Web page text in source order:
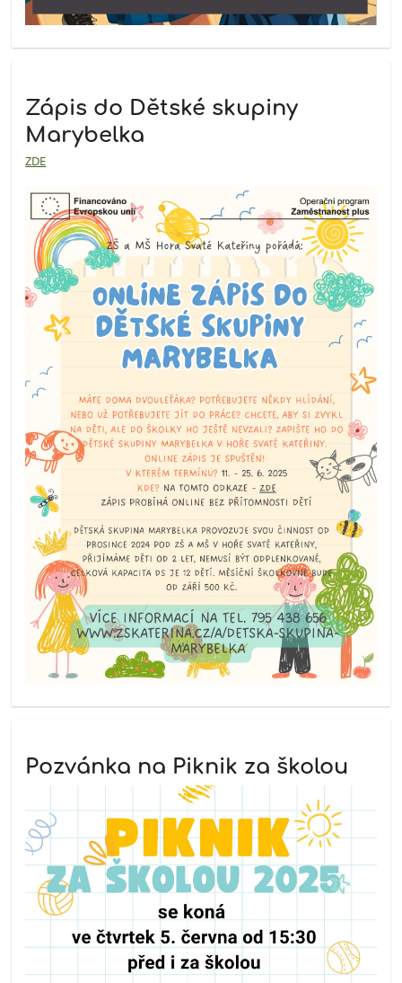
Zápis do Dětské skupiny
Marybelka
ZDE
Pozvánka na Piknik za školou